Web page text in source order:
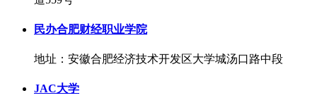
民办合肥财经职业学院
地址：安徽合肥经济技术开发区大学城汤口路中段
JAC大学